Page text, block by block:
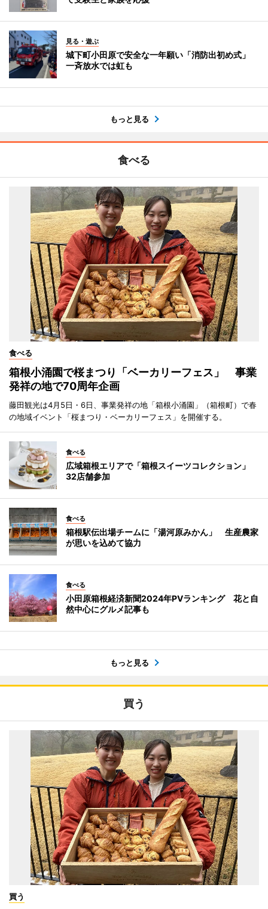
見る・遊ぶ
城下町小田原で安全な一年願い「消防出初め式」
一斉放水では虹も
もっと見る
食べる
食べる
箱根小涌園で桜まつり「ベーカリーフェス」 事業
発祥の地で70周年企画
藤田観光は4月5日・6日、事業発祥の地「箱根小涌園」（箱根町）で春
の地域イベント「桜まつり・ベーカリーフェス」を開催する。
食べる
広域箱根エリアで「箱根スイーツコレクション」
32店舗参加
食べる
箱根駅伝出場チームに「湯河原みかん」 生産農家
が思いを込めて協力
食べる
小田原箱根経済新聞2024年PVランキング 花と自
然中心にグルメ記事も
もっと見る
買う
買う